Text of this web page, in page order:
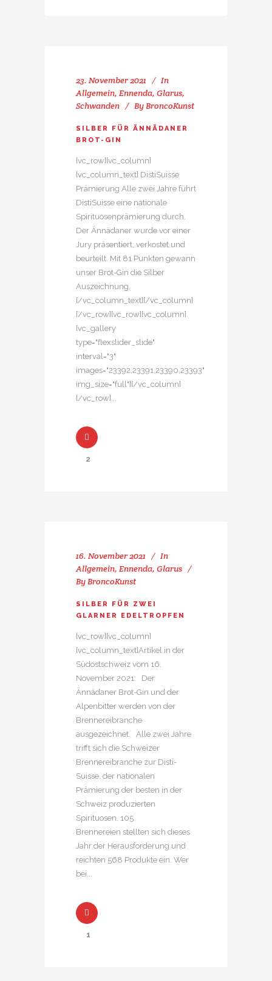
23. November 2021
In
Allgemein, Ennenda, Glarus,
Schwanden
By BroncoKunst
SILBER FÜR ÄNNÄDANER
BROT-GIN
[vc_row][vc_column]
[vc_column_text] DistiSuisse
Prämierung Alle zwei Jahre führt
DistiSuisse eine nationale
Spirituosenprämierung durch.
Der Ännädaner wurde vor einer
Jury präsentiert, verkostet und
beurteilt. Mit 81 Punkten gewann
unser Brot-Gin die Silber
Auszeichnung.
[/vc_column_text][/vc_column]
[/vc_row][vc_row][vc_column]
[vc_gallery
type="flexslider_slide"
interval="3"
images="23392,23391,23390,23393"
img_size="full"][/vc_column]
[/vc_row]...
2
16. November 2021
In
Allgemein, Ennenda, Glarus
By BroncoKunst
SILBER FÜR ZWEI
GLARNER EDELTROPFEN
[vc_row][vc_column]
[vc_column_text]Artikel in der
Südostschweiz vom 16.
November 2021: Der
Ännädaner Brot-Gin und der
Alpenbitter werden von der
Brennereibranche
ausgezeichnet. Alle zwei Jahre
trifft sich die Schweizer
Brennereibranche zur Disti-
Suisse, der nationalen
Prämierung der besten in der
Schweiz produzierten
Spirituosen. 105
Brennereien stellten sich dieses
Jahr der Herausforderung und
reichten 568 Produkte ein. Wer
bei...
1